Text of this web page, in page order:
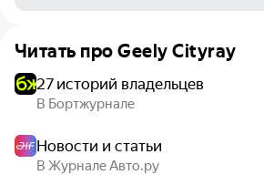
Читать проGeely Cityray
27 историй владельцев
В Бортжурнале
Новости и статьи
В Журнале Авто.ру